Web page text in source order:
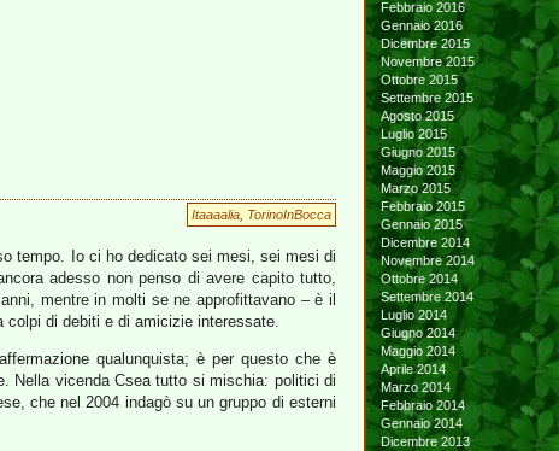
Itaaaalia TorinoInBocca
tempo. Io ci ho dedicato sei mesi, sei mesi di
adesso non penso di avere capito tutto,
mentre in molti se ne approfittavano – è il
colpi di debiti e di amicizie interessate.
qualunquista; è per questo che è
Nella vicenda Csea tutto si mischia: politici di
che nel 2004 indagò su un gruppo di esterni
Febbraio 2016
Gennaio 2016
Dicembre 2015
Novembre 2015
Ottobre 2015
Settembre 2015
Agosto 2015
Luglio 2015
Giugno 2015
Maggio 2015
Marzo 2015
Febbraio 2015
Gennaio 2015
Dicembre 2014
Novembre 2014
Ottobre 2014
Settembre 2014
Luglio 2014
Giugno 2014
Maggio 2014
Aprile 2014
Marzo 2014
Febbraio 2014
Gennaio 2014
Dicembre 2013